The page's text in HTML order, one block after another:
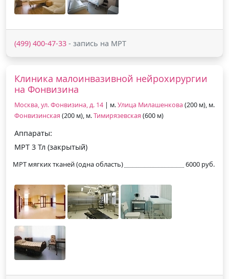
(499) 400-47-33 - запись на МРТ
Клиника малоинвазивной нейрохирургии
на Фонвизина
Москва, ул. Фонвизина, д. 14 | м.Улица Милашенкова (200 м), м.
Фонвизинская (200 м), м.Тимирязевская (600 м)
Аппараты:
МРТ 3 Тл (закрытый)
МРТ мягких тканей (одна область) 6000 руб.